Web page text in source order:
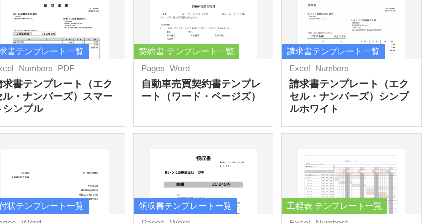
書テンプレート一覧
Numbers PDF
求書テンプレート（エク
ル・ナンバーズ）スマー
シンプル
契約書 テンプレート一覧
Pages Word
自動車売買契約書テンプレ
ート（ワード・ページズ）
請求書テンプレート一覧
Excel
Numbers
請求書テンプレート（エク
セル・ナンバーズ）シンプ
ルホワイト
状テンプレート一覧
領収書テンプレート一覧
工程表 テンプレート一覧